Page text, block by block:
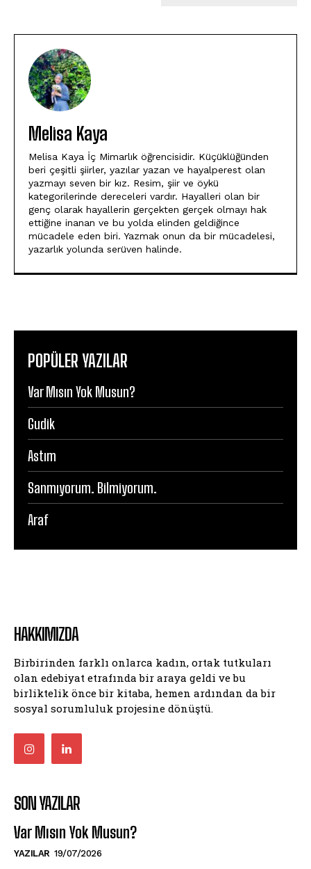
Melisa Kaya
Melisa Kaya İç Mimarlık öğrencisidir. Küçüklüğünden
beri çeşitli şiirler, yazılar yazan ve hayalperest olan
yazmayı seven bir kız. Resim, şiir ve öykü
kategorilerinde dereceleri vardır. Hayalleri olan bir
genç olarak hayallerin gerçekten gerçek olmayı hak
ettiğine inanan ve bu yolda elinden geldiğince
mücadele eden biri. Yazmak onun da bir mücadelesi,
yazarlık yolunda serüven halinde.
POPÜLER YAZILAR
Var Mısın Yok Musun?
Gudik
Astım
Sanmıyorum. Bilmiyorum.
Araf
HAKKIMIZDA
Birbirinden farklı onlarca kadın, ortak tutkuları
olan edebiyat etrafında bir araya geldi ve bu
birliktelik önce bir kitaba, hemen ardından da bir
sosyal sorumluluk projesine dönüştü.
SON YAZILAR
Var Mısın Yok Musun?
YAZILAR 19/07/2026